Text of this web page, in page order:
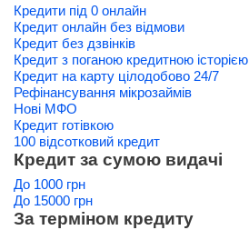
Кредити під 0 онлайн
Кредит онлайн без відмови
Кредит без дзвінків
Кредит з поганою кредитною історією
Кредит на карту цілодобово 24/7
Рефінансування мікрозаймів
Нові МФО
Кредит готівкою
100 відсотковий кредит
Кредит за сумою видачі
До 1000 грн
До 15000 грн
За терміном кредиту